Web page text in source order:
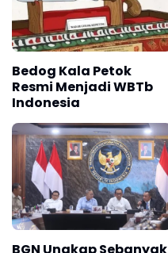
Bedog Kala Petok
Resmi Menjadi WBTb
Indonesia
BGN Ungkap Sebanyak